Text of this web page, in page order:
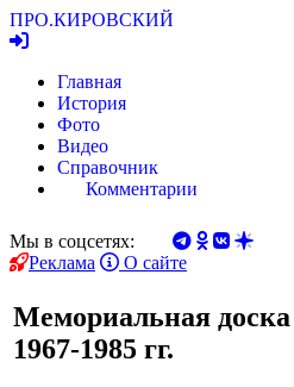
ПРО.КИРОВСКИЙ
Главная
История
Фото
Видео
Справочник
Комментарии
Мы в соцсетях:
Реклама
О сайте
Мемориальная
1967-1985 гг.